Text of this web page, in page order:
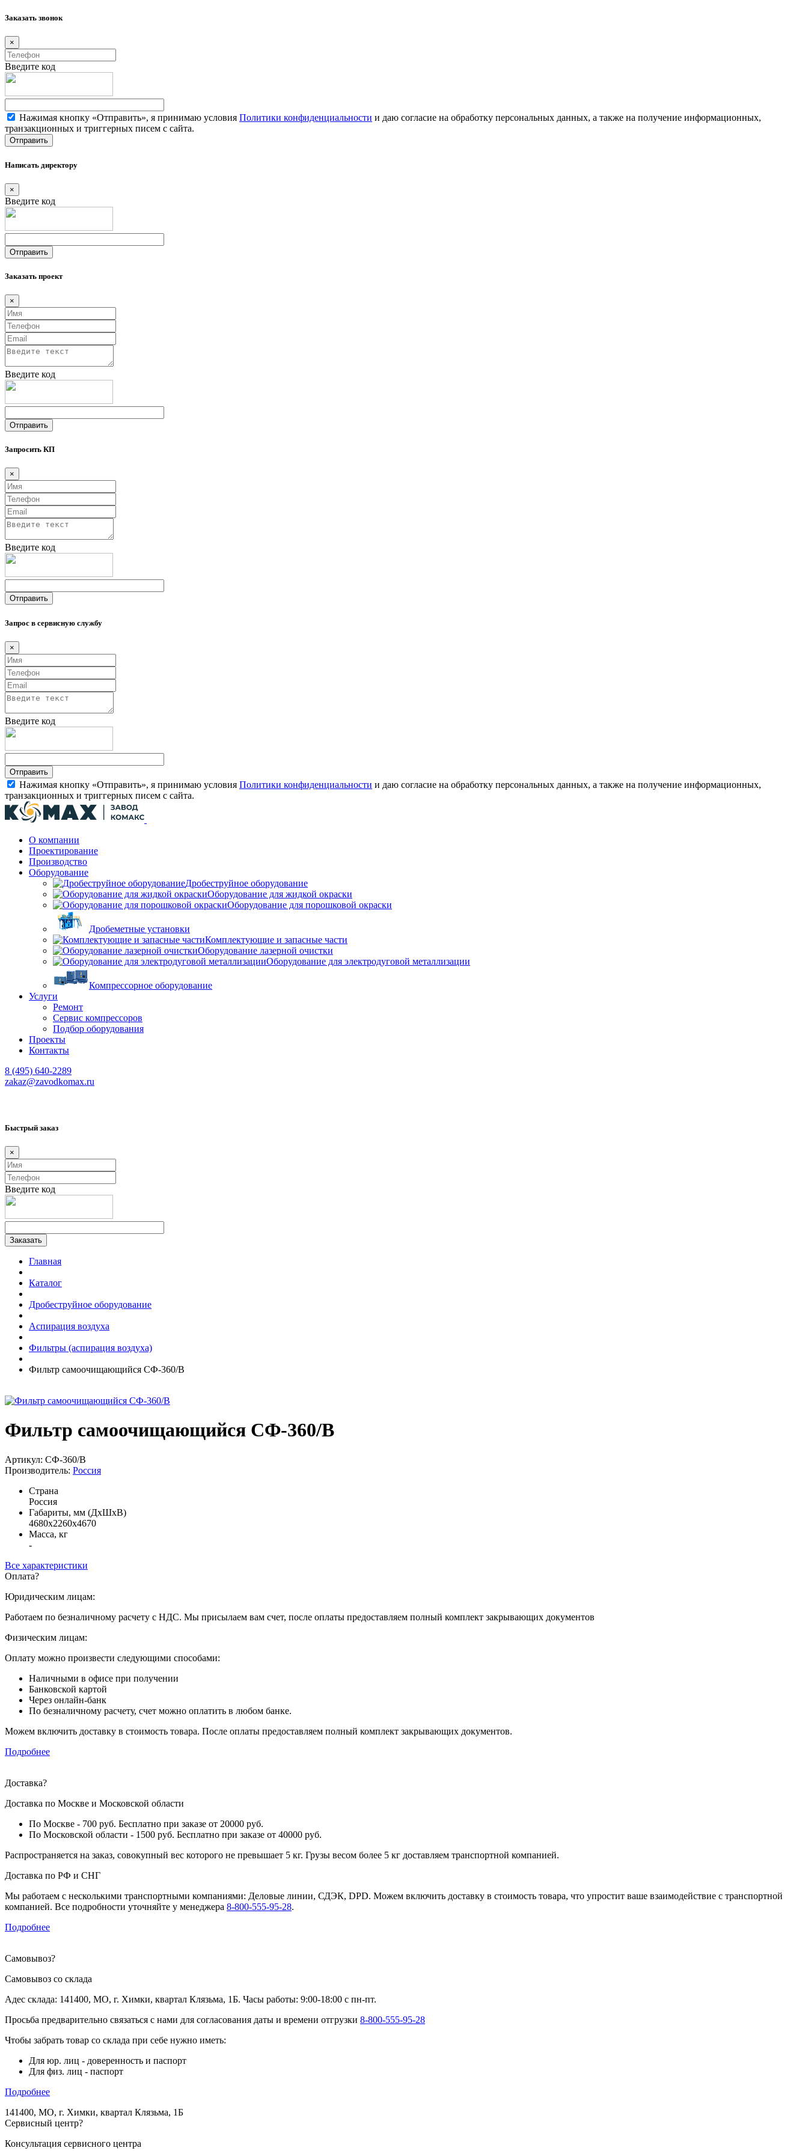
Заказать звонок
×
Введите код
Нажимая кнопку «Отправить», я принимаю условия Политики конфиденциальности и даю согласие на обработку персональных данных, а также на получение информационных,
транзакционных и триггерных писем с сайта.
Написать директору
×
Введите код
Заказать проект
×
Введите код
Запросить КП
×
Введите код
Запрос в сервисную службу
×
Введите код
Нажимая кнопку «Отправить», я принимаю условия Политики конфиденциальности и даю согласие на обработку персональных данных, а также на получение информационных,
транзакционных и триггерных писем с сайта.
О компании
Проектирование
Производство
Оборудование
Дробеструйное оборудование
Оборудование для жидкой окраски
Оборудование для порошковой окраски
Дробеметные установки
Комплектующие и запасные части
Оборудование лазерной очистки
Оборудование для электродуговой металлизации
Компрессорное оборудование
Услуги
Ремонт
Сервис компрессоров
Подбор оборудования
Проекты
Контакты
8 (495) 640-2289
zakaz@zavodkomax.ru
Быстрый заказ
×
Введите код
Главная
Каталог
Дробеструйное оборудование
Аспирация воздуха
Фильтры (аспирация воздуха)
Фильтр самоочищающийся СФ-360/В
Фильтр самоочищающийся СФ-360/В
Артикул: СФ-360/В
Производитель: Россия
Страна
Россия
Габариты, мм (ДхШхВ)
4680х2260х4670
Масса, кг
-
Все характеристики
Оплата?
Юридическим лицам:
Работаем по безналичному расчету с НДС. Мы присылаем вам счет, после оплаты предоставляем полный комплект закрывающих документов
Физическим лицам:
Оплату можно произвести следующими способами:
Наличными в офисе при получении
Банковской картой
Через онлайн-банк
По безналичному расчету, счет можно оплатить в любом банке.
Можем включить доставку в стоимость товара. После оплаты предоставляем полный комплект закрывающих документов.
Подробнее
Доставка?
Доставка по Москве и Московской области
По Москве - 700 руб. Бесплатно при заказе от 20000 руб.
По Московской области - 1500 руб. Бесплатно при заказе от 40000 руб.
Распространяется на заказ, совокупный вес которого не превышает 5 кг. Грузы весом более 5 кг доставляем транспортной компанией.
Доставка по РФ и СНГ
Мы работаем с несколькими транспортными компаниями: Деловые линии, СДЭК, DPD. Можем включить доставку в стоимость товара, что упростит ваше взаимодействие с транспортной
компанией. Все подробности уточняйте у менеджера 8-800-555-95-28.
Подробнее
Самовывоз?
Самовывоз со склада
Адес склада: 141400, МО, г. Химки, квартал Клязьма, 1Б. Часы работы: 9:00-18:00 с пн-пт.
Просьба предварительно связаться с нами для согласования даты и времени отгрузки 8-800-555-95-28
Чтобы забрать товар со склада при себе нужно иметь:
Для юр. лиц - доверенность и паспорт
Для физ. лиц - паспорт
Подробнее
141400, МО, г. Химки, квартал Клязьма, 1Б
Сервисный центр?
Консультация сервисного центра